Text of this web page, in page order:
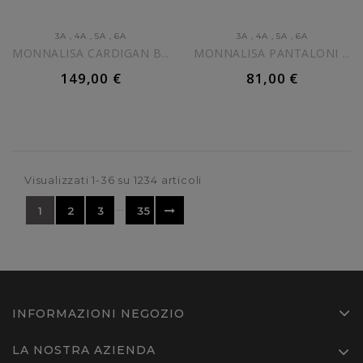
3A ,4A ,5A ,6A
MONNALISA CARDIGAN BLU NAVY...
149,00 €
AGGIUNGI AL CARRELLO
3A ,4A ,5A ,6A
MONNALISA PANTALONI BLU...
81,00 €
AGGIUNGI AL CARRELLO
Visualizzati 1-36 su 1234 articoli
1 2 3 35
INFORMAZIONI NEGOZIO
LA NOSTRA AZIENDA